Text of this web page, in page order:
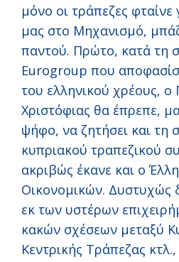
μόνο οι τράπεζες
μας στο Μηχανισμό,
παντού. Πρώτο, κατά τη
Eurogroup που
του ελληνικού χρέους, ο
Χριστόφιας θα έπρεπε,
ψήφο, να ζητήσει και τη
κυπριακού τραπεζικού
ακριβώς έκανε και ο
Οικονομικών. Δυστυχώς
εκ των υστέρων
κακών σχέσεων μεταξύ
Κεντρικής Τράπεζας κτλ.,